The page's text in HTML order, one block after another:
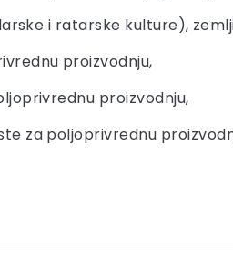
i ratarske kulture),
proizvodnju,
proizvodnju,
za poljoprivrednu